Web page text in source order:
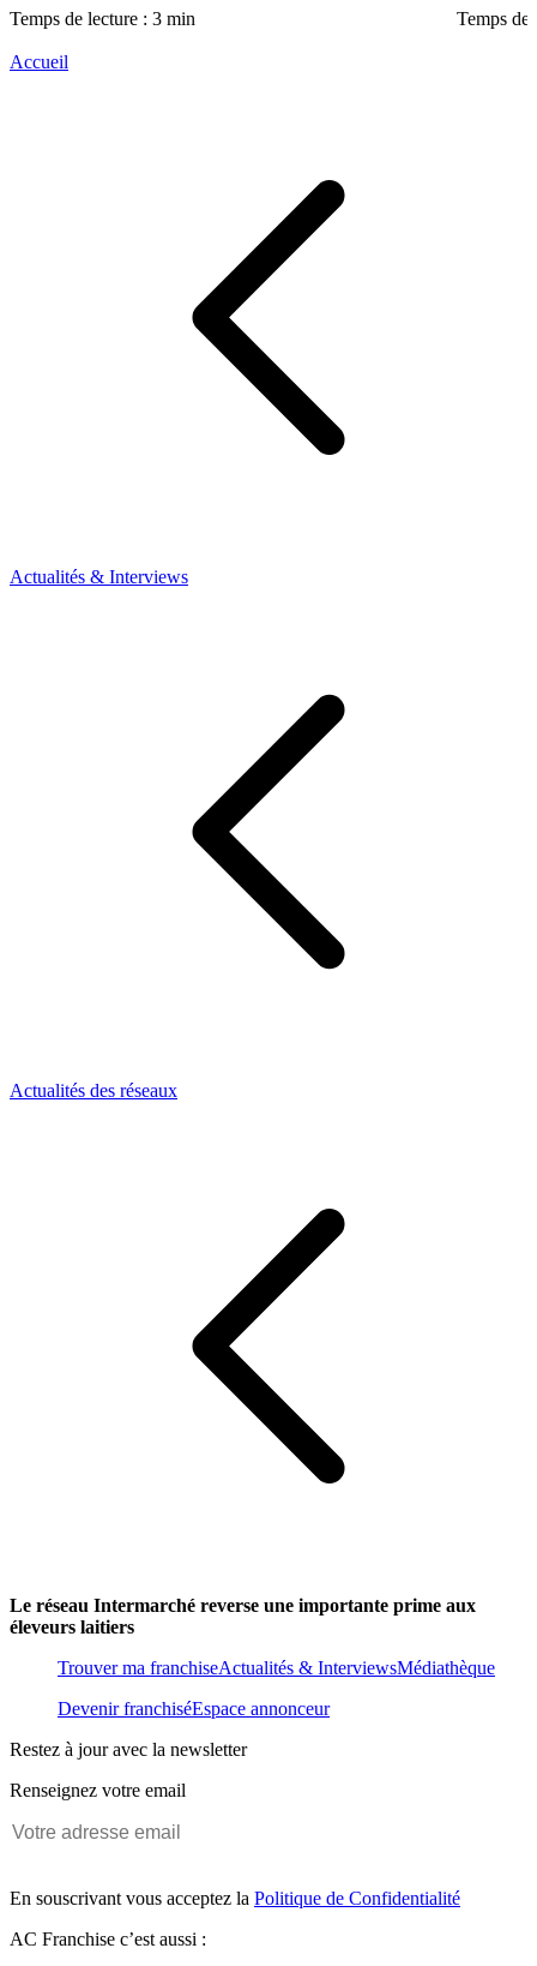
Temps de lecture : 3 min Temps de
Accueil
Actualités & Interviews
Actualités des réseaux
Le réseau Intermarché reverse une importante prime aux
éleveurs laitiers
Trouver ma franchiseActualités & InterviewsMédiathèque
Devenir franchiséEspace annonceur
Restez à jour avec la newsletter
Renseignez votre email
En souscrivant vous acceptez la Politique de Confidentialité
AC Franchise c’est aussi :